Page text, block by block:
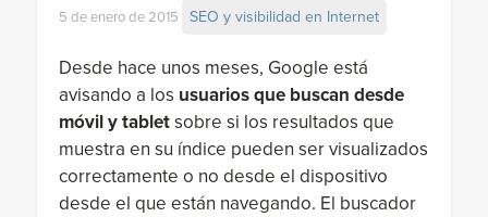
5 de enero de 2015 SEO y visibilidad en Internet
Desde hace unos meses, Google está
avisando a los usuarios que buscan desde
móvil y tabletsobre si los resultados que
muestra en su índice pueden ser visualizados
correctamente o no desde el dispositivo
desde el que están navegando. El buscador